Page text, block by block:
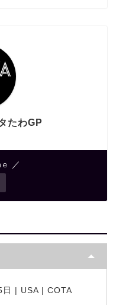
たわGP
／
日 | USA | COTA